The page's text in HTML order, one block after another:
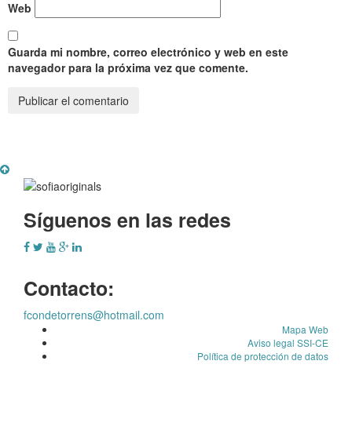
Web
Guarda mi nombre, correo electrónico y web en este
navegador para la próxima vez que comente.
Síguenos en las redes
Contacto:
fcondetorrens@hotmail.com
Mapa Web
Aviso legal SSI-CE
Política de protección de datos